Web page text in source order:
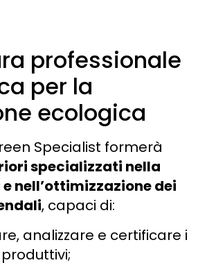
professionale
per la
ecologica
Specialist formerà
specializzati nella
nell’ottimizzazione dei
, capaci di:
analizzare e certificare i